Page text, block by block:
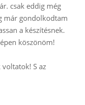
csak eddig még
már gondolkodtam
a készítésnek.
köszönöm!
S az